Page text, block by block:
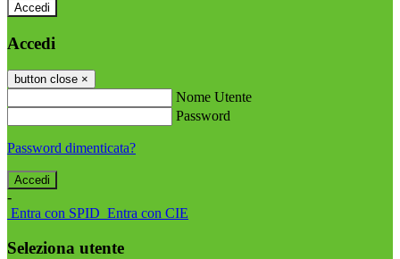
Accedi
Accedi
button close ×
Nome Utente
Password
Password dimenticata?
-
Entra con SPID Entra con CIE
Seleziona utente